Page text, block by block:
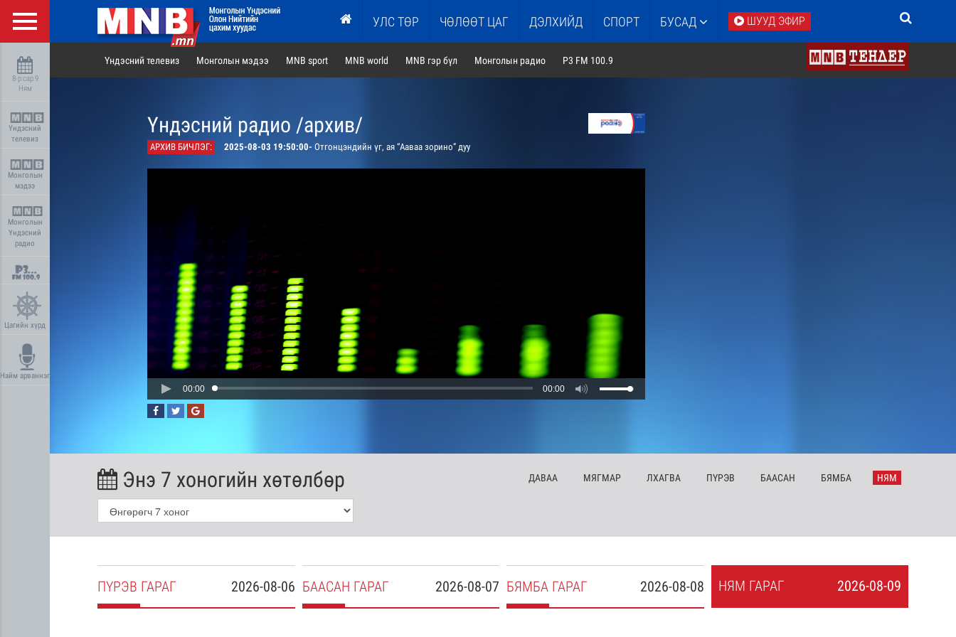
УЛС ТӨР ЧӨЛӨӨТ ЦАГ ДЭЛХИЙД СПОРТ БУСАД ШУУД ЭФИР
8-р сар 9
Ням
Үндэсний
телевиз
Монголын
мэдээ
Монголын
Үндэсний
радио
Цагийн хүрд
Найм арваннэг
Үндэсний телевиз Монголын мэдээ MNB sport MNB world MNB гэр бүл Монголын радио P3 FM 100.9
Үндэсний радио /архив/
АРХИВ БИЧЛЭГ: 2025-08-03 19:50:00- Отгонцэндийн үг, ая “Ааваа зорино” дуу
00:00 00:00
Энэ 7 хоногийн хөтөлбөр ДАВАА МЯГМАР ЛХАГВА ПҮРЭВ БААСАН БЯМБА НЯМ
2026-08-06
ПҮРЭВ ГАРАГ 2026-08-07
БААСАН ГАРАГ 2026-08-08
БЯМБА ГАРАГ 2026-08-09
НЯМ ГАРАГ